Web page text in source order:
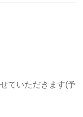
ていただきます(予